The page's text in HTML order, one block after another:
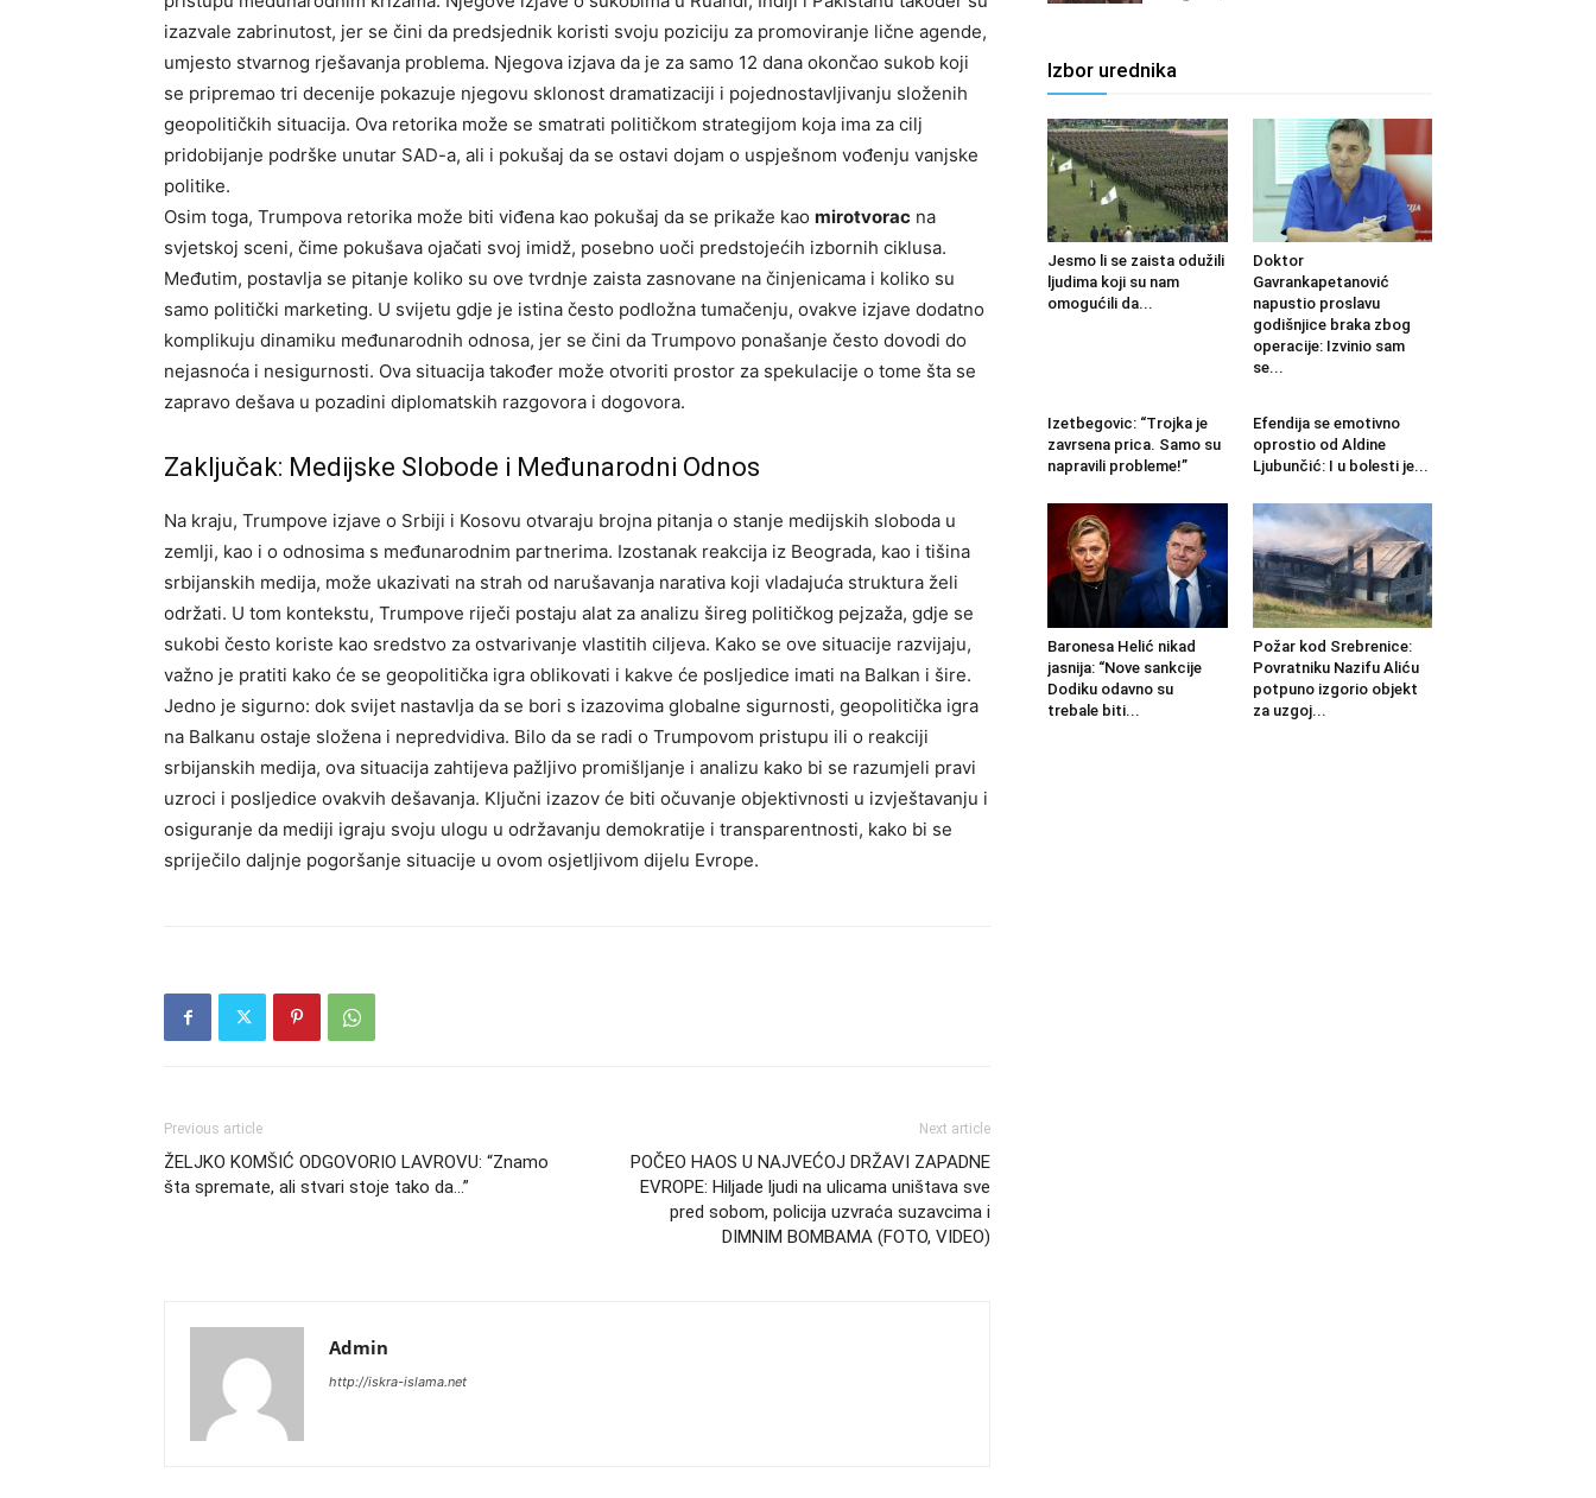
izazvale zabrinutost, jer se čini da predsjednik koristi svoju poziciju za promoviranje lične agende,
umjesto stvarnog rješavanja problema. Njegova izjava da je za samo 12 dana okončao sukob koji
se pripremao tri decenije pokazuje njegovu sklonost dramatizaciji i pojednostavljivanju složenih
geopolitičkih situacija. Ova retorika može se smatrati političkom strategijom koja ima za cilj
pridobijanje podrške unutar SAD-a, ali i pokušaj da se ostavi dojam o uspješnom vođenju vanjske
politike.
Osim toga, Trumpova retorika može biti viđena kao pokušaj da se prikaže kao mirotvorac na
svjetskoj sceni, čime pokušava ojačati svoj imidž, posebno uoči predstojećih izbornih ciklusa.
Međutim, postavlja se pitanje koliko su ove tvrdnje zaista zasnovane na činjenicama i koliko su
samo politički marketing. U svijetu gdje je istina često podložna tumačenju, ovakve izjave dodatno
komplikuju dinamiku međunarodnih odnosa, jer se čini da Trumpovo ponašanje često dovodi do
nejasnoća i nesigurnosti. Ova situacija također može otvoriti prostor za spekulacije o tome šta se
zapravo dešava u pozadini diplomatskih razgovora i dogovora.
Zaključak: Medijske Slobode i Međunarodni Odnos
Na kraju, Trumpove izjave o Srbiji i Kosovu otvaraju brojna pitanja o stanje medijskih sloboda u
zemlji, kao i o odnosima s međunarodnim partnerima. Izostanak reakcija iz Beograda, kao i tišina
srbijanskih medija, može ukazivati na strah od narušavanja narativa koji vladajuća struktura želi
održati. U tom kontekstu, Trumpove riječi postaju alat za analizu šireg političkog pejzaža, gdje se
sukobi često koriste kao sredstvo za ostvarivanje vlastitih ciljeva. Kako se ove situacije razvijaju,
važno je pratiti kako će se geopolitička igra oblikovati i kakve će posljedice imati na Balkan i šire.
Jedno je sigurno: dok svijet nastavlja da se bori s izazovima globalne sigurnosti, geopolitička igra
na Balkanu ostaje složena i nepredvidiva. Bilo da se radi o Trumpovom pristupu ili o reakciji
srbijanskih medija, ova situacija zahtijeva pažljivo promišljanje i analizu kako bi se razumjeli pravi
uzroci i posljedice ovakvih dešavanja. Ključni izazov će biti očuvanje objektivnosti u izvještavanju i
osiguranje da mediji igraju svoju ulogu u održavanju demokratije i transparentnosti, kako bi se
spriječilo daljnje pogoršanje situacije u ovom osjetljivom dijelu Evrope.
Previous article
ŽELJKO KOMŠIĆ ODGOVORIO LAVROVU: “Znamo
šta spremate, ali stvari stoje tako da…”
Next article
POČEO HAOS U NAJVEĆOJ DRŽAVI ZAPADNE
EVROPE: Hiljade ljudi na ulicama uništava sve
pred sobom, policija uzvraća suzavcima i
DIMNIM BOMBAMA (FOTO, VIDEO)
Admin
http://iskra-islama.net
Izbor urednika
Jesmo li se zaista odužili
ljudima koji su nam
omogućili da...
Doktor
Gavrankapetanović
napustio proslavu
godišnjice braka zbog
operacije: Izvinio sam
se...
Izetbegovic: “Trojka je
zavrsena prica. Samo su
napravili probleme!”
Efendija se emotivno
oprostio od Aldine
Ljubunčić: I u bolesti je...
Baronesa Helić nikad
jasnija: “Nove sankcije
Dodiku odavno su
trebale biti...
Požar kod Srebrenice:
Povratniku Nazifu Aliću
potpuno izgorio objekt
za uzgoj...